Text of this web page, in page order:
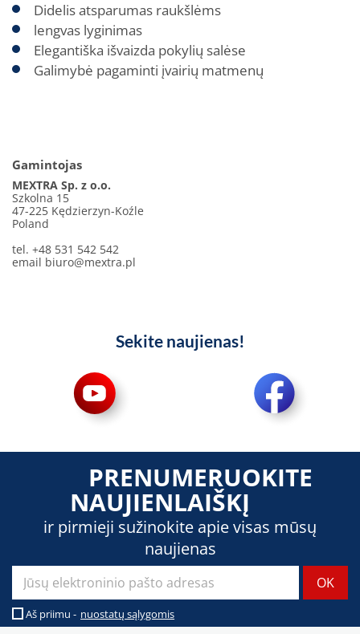
Didelis atsparumas raukšlėms
lengvas lyginimas
Elegantiška išvaizda pokylių salėse
Galimybė pagaminti įvairių matmenų
Gamintojas
MEXTRA Sp. z o.o.
Szkolna 15
47-225 Kędzierzyn-Koźle
Poland
tel. +48 531 542 542
email biuro@mextra.pl
Sekite naujienas!
PRENUMERUOKITE
NAUJIENLAIŠKĮ
ir pirmieji sužinokite apie visas mūsų
naujienas
Aš priimu - nuostatų sąlygomis